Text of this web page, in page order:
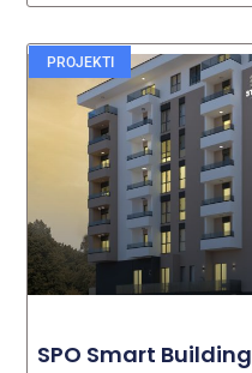
PROJEKTI
SPO Smart Building